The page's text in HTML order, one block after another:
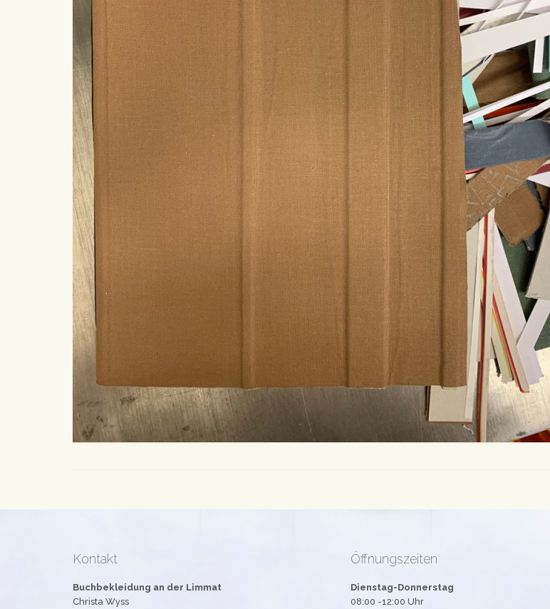
Kontakt
Buchbekleidung an der Limmat
Christa Wyss
Öffnungszeiten
Dienstag-Donnerstag
08:00 -12:00 Uhr